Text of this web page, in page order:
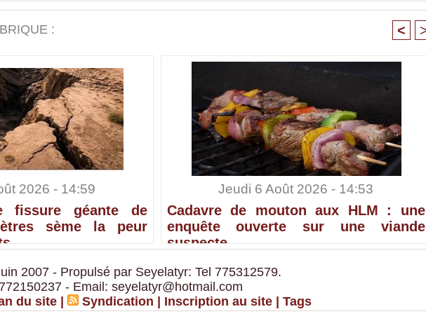
: <
2026 - 14:59
fissure géante de
sème la peur
Jeudi 6 Août 2026 - 14:53
Cadavre de mouton aux HLM : une
enquête ouverte sur une viande
suspecte
2007 - Propulsé par Seyelatyr: Tel 775312579.
- Email: seyelatyr@hotmail.com
du site Syndication Inscription au site Tags